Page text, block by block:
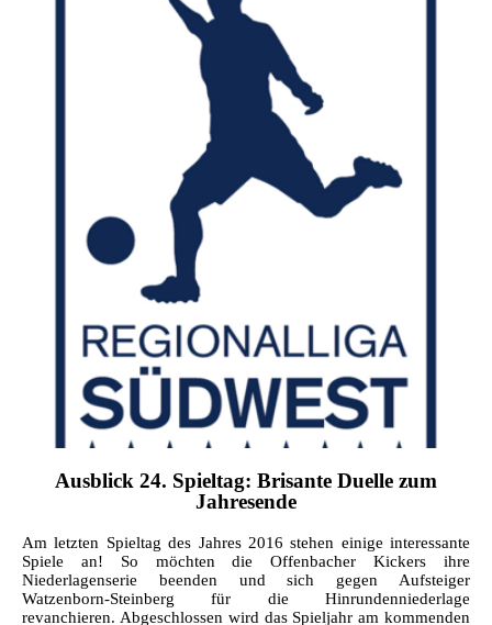
Ausblick 24. Spieltag: Brisante Duelle zum
Jahresende
Am letzten Spieltag des Jahres 2016 stehen einige interessante
Spiele an! So möchten die Offenbacher Kickers ihre
Niederlagenserie beenden und sich gegen Aufsteiger
Watzenborn-Steinberg für die Hinrundenniederlage
revanchieren. Abgeschlossen wird das Spieljahr am kommenden